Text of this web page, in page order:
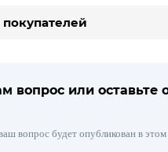
вопрос или оставьте
вопрос будет опубликован в этом